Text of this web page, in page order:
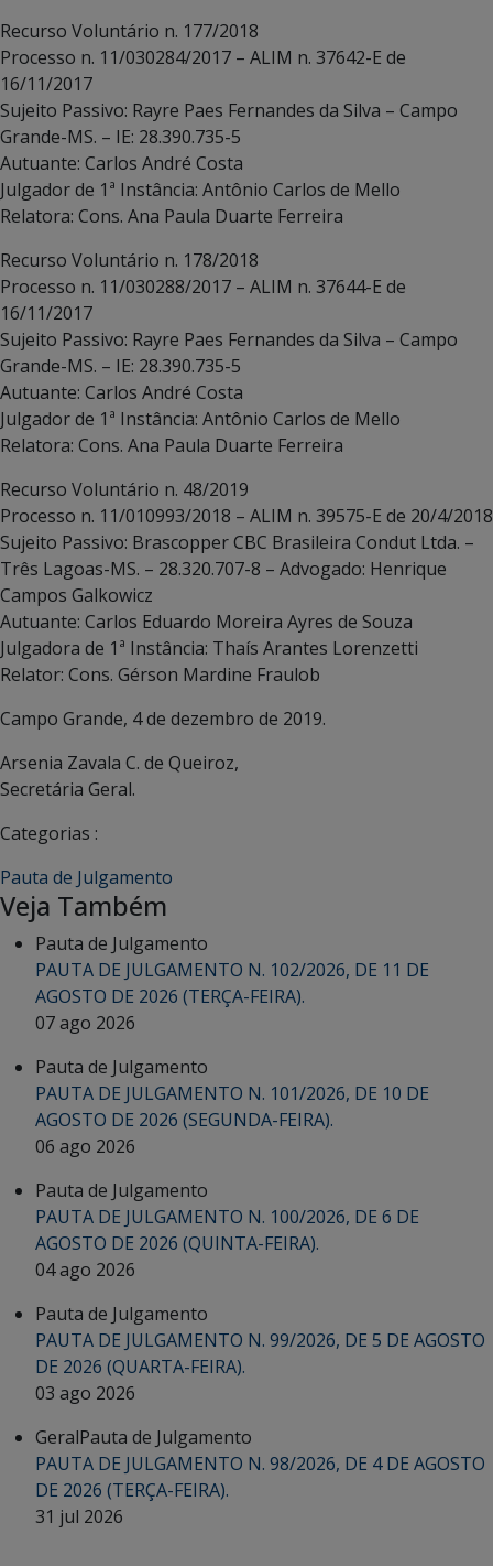
Recurso Voluntário n. 177/2018
Processo n. 11/030284/2017 – ALIM n. 37642-E de
16/11/2017
Sujeito Passivo: Rayre Paes Fernandes da Silva – Campo
Grande-MS. – IE: 28.390.735-5
Autuante: Carlos André Costa
Julgador de 1ª Instância: Antônio Carlos de Mello
Relatora: Cons. Ana Paula Duarte Ferreira
Recurso Voluntário n. 178/2018
Processo n. 11/030288/2017 – ALIM n. 37644-E de
16/11/2017
Sujeito Passivo: Rayre Paes Fernandes da Silva – Campo
Grande-MS. – IE: 28.390.735-5
Autuante: Carlos André Costa
Julgador de 1ª Instância: Antônio Carlos de Mello
Relatora: Cons. Ana Paula Duarte Ferreira
Recurso Voluntário n. 48/2019
Processo n. 11/010993/2018 – ALIM n. 39575-E de 20/4/2018
Sujeito Passivo: Brascopper CBC Brasileira Condut Ltda. –
Três Lagoas-MS. – 28.320.707-8 – Advogado: Henrique
Campos Galkowicz
Autuante: Carlos Eduardo Moreira Ayres de Souza
Julgadora de 1ª Instância: Thaís Arantes Lorenzetti
Relator: Cons. Gérson Mardine Fraulob
Campo Grande, 4 de dezembro de 2019.
Arsenia Zavala C. de Queiroz,
Secretária Geral.
Categorias :
Pauta de Julgamento
Veja Também
Pauta de Julgamento
PAUTA DE JULGAMENTO N. 102/2026, DE 11 DE
AGOSTO DE 2026 (TERÇA-FEIRA).
07 ago 2026
Pauta de Julgamento
PAUTA DE JULGAMENTO N. 101/2026, DE 10 DE
AGOSTO DE 2026 (SEGUNDA-FEIRA).
06 ago 2026
Pauta de Julgamento
PAUTA DE JULGAMENTO N. 100/2026, DE 6 DE
AGOSTO DE 2026 (QUINTA-FEIRA).
04 ago 2026
Pauta de Julgamento
PAUTA DE JULGAMENTO N. 99/2026, DE 5 DE AGOSTO
DE 2026 (QUARTA-FEIRA).
03 ago 2026
GeralPauta de Julgamento
PAUTA DE JULGAMENTO N. 98/2026, DE 4 DE AGOSTO
DE 2026 (TERÇA-FEIRA).
31 jul 2026